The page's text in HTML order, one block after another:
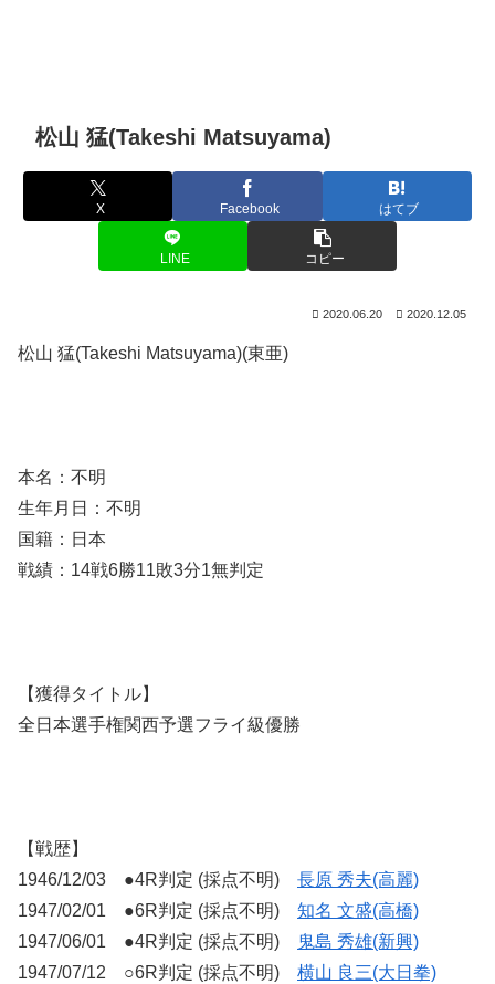
松山 猛(Takeshi Matsuyama)
X Facebook はてブ
LINE コピー
2020.06.20 2020.12.05
松山 猛(Takeshi Matsuyama)(東亜)
本名：不明
生年月日：不明
国籍：日本
戦績：14戦6勝11敗3分1無判定
【獲得タイトル】
全日本選手権関西予選フライ級優勝
【戦歴】
1946/12/03 ●4R判定 (採点不明) 長原 秀夫(高麗)
1947/02/01 ●6R判定 (採点不明) 知名 文盛(高橋)
1947/06/01 ●4R判定 (採点不明)
鬼島 秀雄(新興)
1947/07/12 ○6R判定 (採点不明) 横山 良三(大日拳)